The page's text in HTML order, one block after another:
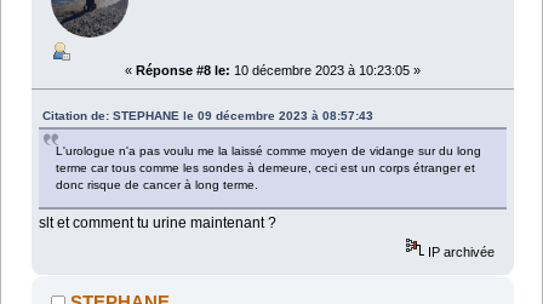
« Réponse #8 le: 10 décembre 2023 à 10:23:05 »
Citation de: STEPHANE le 09 décembre 2023 à 08:57:43
L'urologue n'a pas voulu me la laissé comme moyen de vidange sur du long
terme car tous comme les sondes à demeure, ceci est un corps étranger et
donc risque de cancer à long terme.
slt et comment tu urine maintenant ?
IP archivée